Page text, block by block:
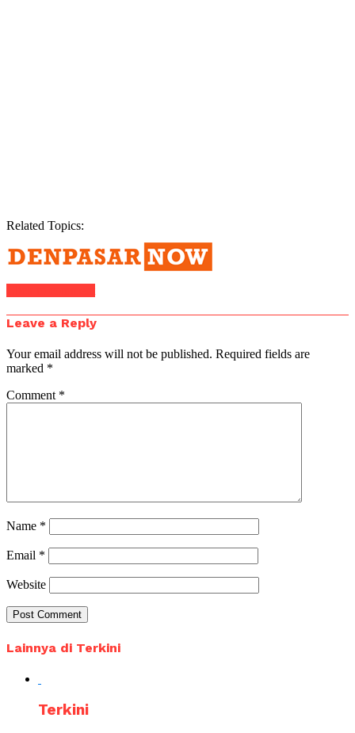
Related Topics:
Leave a Reply
Your email address will not be published. Required fields are
marked *
Comment *
Name *
Email *
Website
Lainnya di Terkini
Terkini